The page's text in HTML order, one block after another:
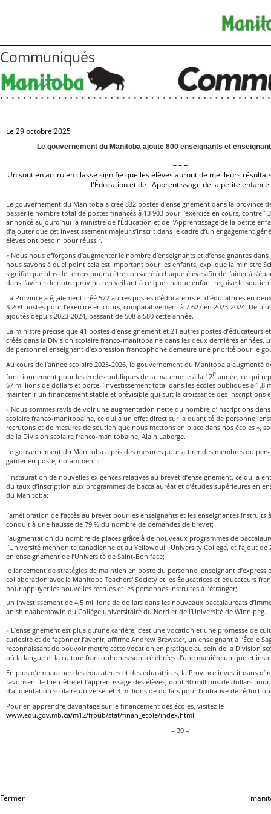
Communiqués
Le 29 octobre 2025
Le gouvernement du Manitoba ajoute 800 enseignants et
– – –
Un soutien accru en classe signifie que les élèves auront de meilleurs
l'Éducation et de l'Apprentissage de la petite enfance
Le gouvernement du Manitoba a créé 832 postes d’enseignement dans la province
passer le nombre total de postes financés à 13 903 pour l’exercice en cours, contre
annoncé aujourd’hui la ministre de l’Éducation et de l’Apprentissage de la petite
d’ajouter que cet investissement majeur s’inscrit dans le cadre d’un engagement
élèves ont besoin pour réussir.
« Nous nous efforçons d’augmenter le nombre d’enseignants et d’enseignantes dans
nous savons à quel point cela est important pour les enfants, explique la ministre
signifie que plus de temps pourra être consacré à chaque élève afin de l’aider à
dans l’avenir de notre province en veillant à ce que chaque enfant reçoive le soutien
La Province a également créé 577 autres postes d’éducateurs et d’éducatrices en
8 204 postes pour l’exercice en cours, comparativement à 7 627 en 2023-2024. De
ajoutés depuis 2023-2024, passant de 508 à 580 cette année.
La ministre précise que 41 postes d’enseignement et 21 autres postes d’éducateurs
créés dans la Division scolaire franco-manitobaine dans les deux dernières années,
de personnel enseignant d’expression francophone demeure une priorité pour le
Au cours de l’année scolaire 2025-2026, le gouvernement du Manitoba a augmenté
fonctionnement pour les écoles publiques de la maternelle à la 12e année, ce qui
67 millions de dollars et porte l’investissement total dans les écoles publiques à 1,8
maintenir un financement stable et prévisible qui suit la croissance des inscriptions
« Nous sommes ravis de voir une augmentation nette du nombre d’inscriptions
scolaire franco-manitobaine, ce qui a un effet direct sur la quantité de personnel
recrutons et de mesures de soutien que nous mettons en place dans nos écoles »,
de la Division scolaire franco-manitobaine, Alain Laberge.
Le gouvernement du Manitoba a pris des mesures pour attirer des membres du
garder en poste, notamment :
l’instauration de nouvelles exigences relatives au brevet d’enseignement, ce qui a
du taux d’inscription aux programmes de baccalauréat et d’études supérieures en
du Manitoba;
l’amélioration de l’accès au brevet pour les enseignants et les enseignantes instruits
conduit à une hausse de 79 % du nombre de demandes de brevet;
l’augmentation du nombre de places grâce à de nouveaux programmes de
l’Université mennonite canadienne et au Yellowquill University College, et l’ajout de
en enseignement de l’Université de Saint-Boniface;
le lancement de stratégies de maintien en poste du personnel enseignant
collaboration avec la Manitoba Teachers' Society et les Éducatrices et éducateurs
pour appuyer les nouvelles recrues et les personnes instruites à l’étranger;
un investissement de 4,5 millions de dollars dans les nouveaux baccalauréats
anishinaabemowin du Collège universitaire du Nord et de l’Université de Winnipeg.
« L’enseignement est plus qu’une carrière; c’est une vocation et une promesse de
curiosité et de façonner l’avenir, affirme Andrew Brewster, un enseignant à l’École
reconnaissant de pouvoir mettre cette vocation en pratique au sein de la Division
où la langue et la culture francophones sont célébrées d’une manière unique et
En plus d’embaucher des éducateurs et des éducatrices, la Province investit dans
favorisent le bien-être et l’apprentissage des élèves, dont 30 millions de dollars
d’alimentation scolaire universel et 3 millions de dollars pour l’initiative de réduction
Pour en apprendre davantage sur le financement des écoles, visitez le
www.edu.gov.mb.ca/m12/frpub/stat/finan_ecole/index.html.
– 30 –
Fermer